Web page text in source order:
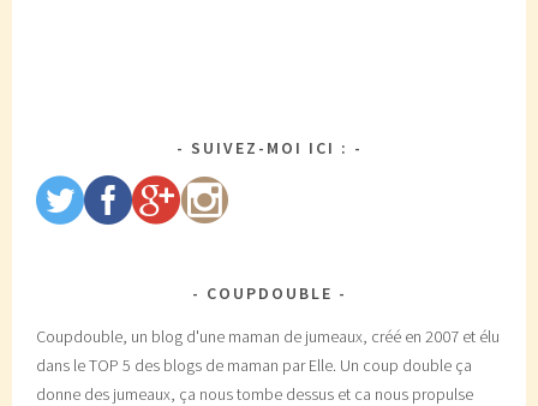
SUIVEZ-MOI ICI :
COUPDOUBLE
Coupdouble, un blog d'une maman de jumeaux, créé en 2007 et élu
dans le TOP 5 des blogs de maman par Elle. Un coup double ça
donne des jumeaux, ça nous tombe dessus et ca nous propulse